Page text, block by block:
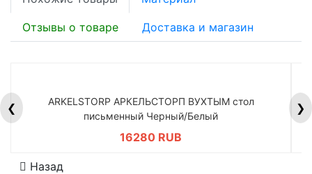
Отзывы о товаре Доставка и магазин
❮
ARKELSTORP АРКЕЛЬСТОРП ВУХТЫМ стол
письменный Черный/Белый
16280 RUB
❯
Назад